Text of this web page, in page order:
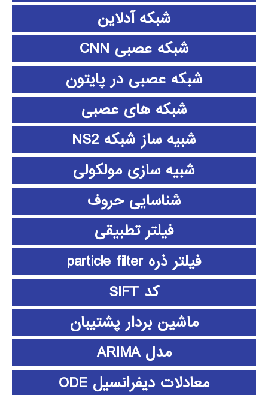
شبکه آدلاین
شبکه عصبی CNN
شبکه عصبی در پایتون
شبکه های عصبی
شبیه ساز شبکه NS2
شبیه سازی مولکولی
شناسایی حروف
فیلتر تطبیقی
فیلتر ذره particle filter
کد SIFT
ماشین بردار پشتیبان
مدل ARIMA
معادلات دیفرانسیل ODE